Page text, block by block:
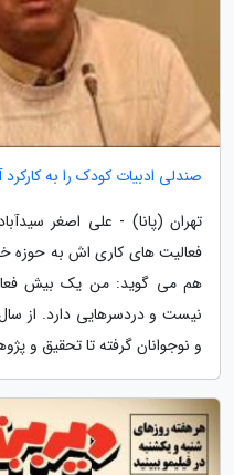
صندلی ادبیات کودک را به
تهران (پانا) - علی اصغر
فعالیت های کاری اش به
هم می گوید: من یک بیش
نیست و دردسرهایی دارد. از
و نوجوانان گرفته تا تحقیق و